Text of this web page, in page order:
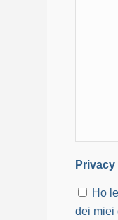
Ho
dei miei